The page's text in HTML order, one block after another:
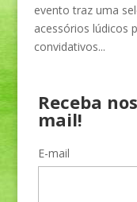
evento traz uma
acessórios lúdicos
convidativos...
Receba
mail!
E-mail